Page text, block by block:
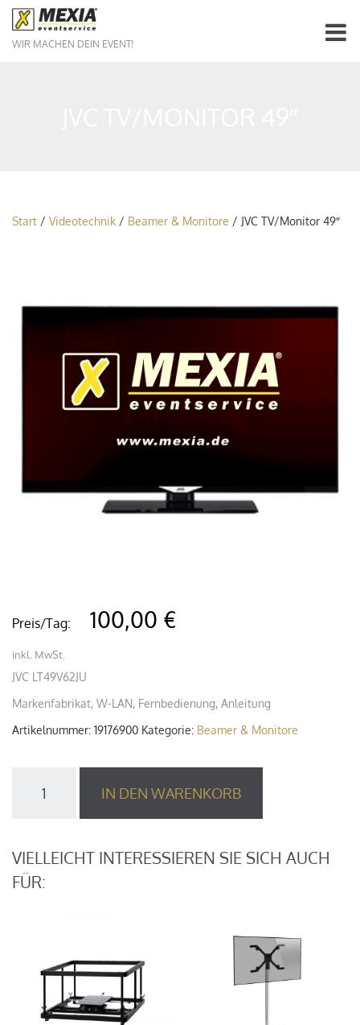
WIR MACHEN DEIN EVENT!
Start / Videotechnik / Beamer & Monitore / JVC TV/Monitor 49″
Preis/Tag: 100,00 €
inkl. MwSt.
JVC LT49V62JU
Markenfabrikat, W-LAN, Fernbedienung, Anleitung
Artikelnummer: 19176900 Kategorie: Beamer & Monitore
TV/Monitor
IN DEN WARENKORB
VIELLEICHT INTERESSIEREN SIE SICH AUCH
FÜR: